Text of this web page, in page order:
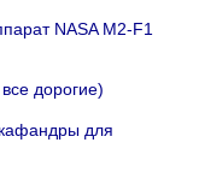
NASA M2-F1
дорогие)
для